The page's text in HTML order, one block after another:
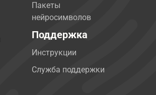
Пакеты
нейросимволов
Поддержка
Инструкции
Служба поддержки